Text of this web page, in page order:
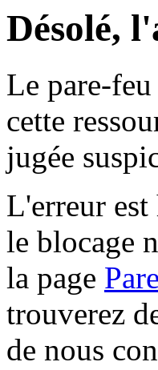
Désolé,
Le pare-
cette
jugée
L'erreur est
le blocage
la page
trouverez
de nous